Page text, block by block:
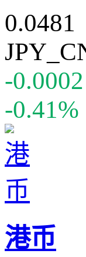
0.0481
-0.0002
-0.41%
港币